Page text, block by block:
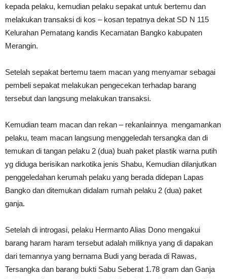
kepada pelaku, kemudian pelaku sepakat untuk bertemu dan
melakukan transaksi di kos – kosan tepatnya dekat SD N 115
Kelurahan Pematang kandis Kecamatan Bangko kabupaten
Merangin.
Setelah sepakat bertemu taem macan yang menyamar sebagai
pembeli sepakat melakukan pengecekan terhadap barang
tersebut dan langsung melakukan transaksi.
Kemudian team macan dan rekan – rekanlainnya mengamankan
pelaku, team macan langsung menggeledah tersangka dan di
temukan di tangan pelaku 2 (dua) buah paket plastik warna putih
yg diduga berisikan narkotika jenis Shabu, Kemudian dilanjutkan
penggeledahan kerumah pelaku yang berada didepan Lapas
Bangko dan ditemukan didalam rumah pelaku 2 (dua) paket
ganja.
Setelah di introgasi, pelaku Hermanto Alias Dono mengakui
barang haram haram tersebut adalah miliknya yang di dapakan
dari temannya yang bernama Budi yang berada di Rawas,
Tersangka dan barang bukti Sabu Seberat 1.78 gram dan Ganja